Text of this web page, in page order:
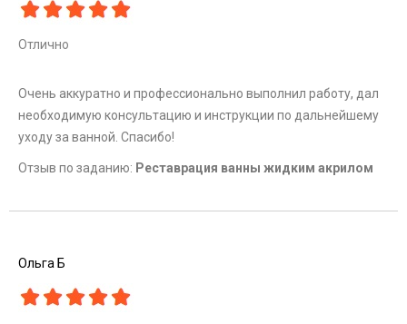
Отлично
Очень аккуратно и профессионально выполнил работу, дал
необходимую консультацию и инструкции по дальнейшему
уходу за ванной. Спасибо!
Отзыв по заданию: Реставрация ванны жидким акрилом
Ольга Б